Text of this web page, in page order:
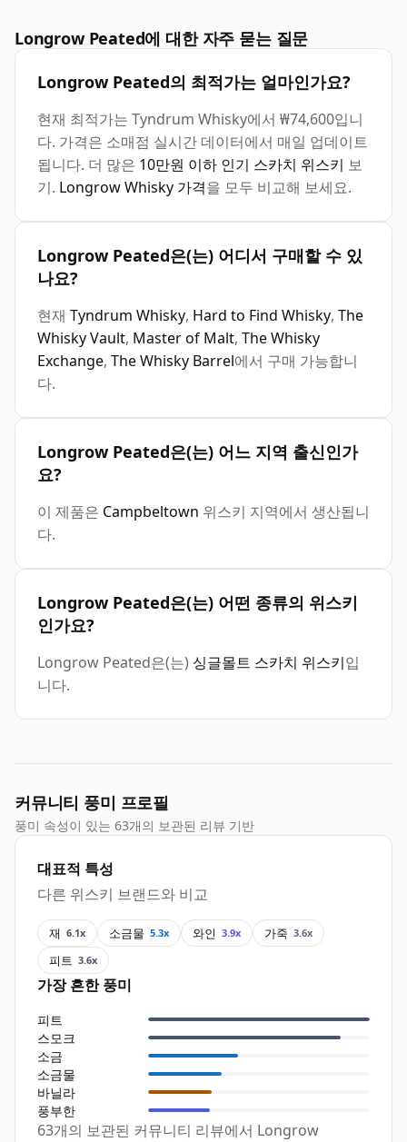
Longrow Peated에 대한 자주 묻는 질문
Longrow Peated의 최적가는 얼마인가요?
현재 최적가는 Tyndrum Whisky에서 ₩74,600입니
다. 가격은 소매점 실시간 데이터에서 매일 업데이트
됩니다. 더 많은 10만원 이하 인기 스카치 위스키 보
기. Longrow Whisky 가격을 모두 비교해 보세요.
Longrow Peated은(는) 어디서 구매할 수 있
나요?
현재 Tyndrum Whisky, Hard to Find Whisky, The
Whisky Vault, Master of Malt, The Whisky
Exchange, The Whisky Barrel에서 구매 가능합니
다.
Longrow Peated은(는) 어느 지역 출신인가
요?
이 제품은 Campbeltown 위스키 지역에서 생산됩니
다.
Longrow Peated은(는) 어떤 종류의 위스키
인가요?
Longrow Peated은(는) 싱글몰트 스카치 위스키입
니다.
커뮤니티 풍미 프로필
풍미 속성이 있는 63개의 보관된 리뷰 기반
대표적 특성
다른 위스키 브랜드와 비교
재 6.1x 소금물 5.3x 와인 3.9x 가죽 3.6x
피트 3.6x
가장 흔한 풍미
피트
스모크
소금
소금물
바닐라
풍부한
63개의 보관된 커뮤니티 리뷰에서 Longrow